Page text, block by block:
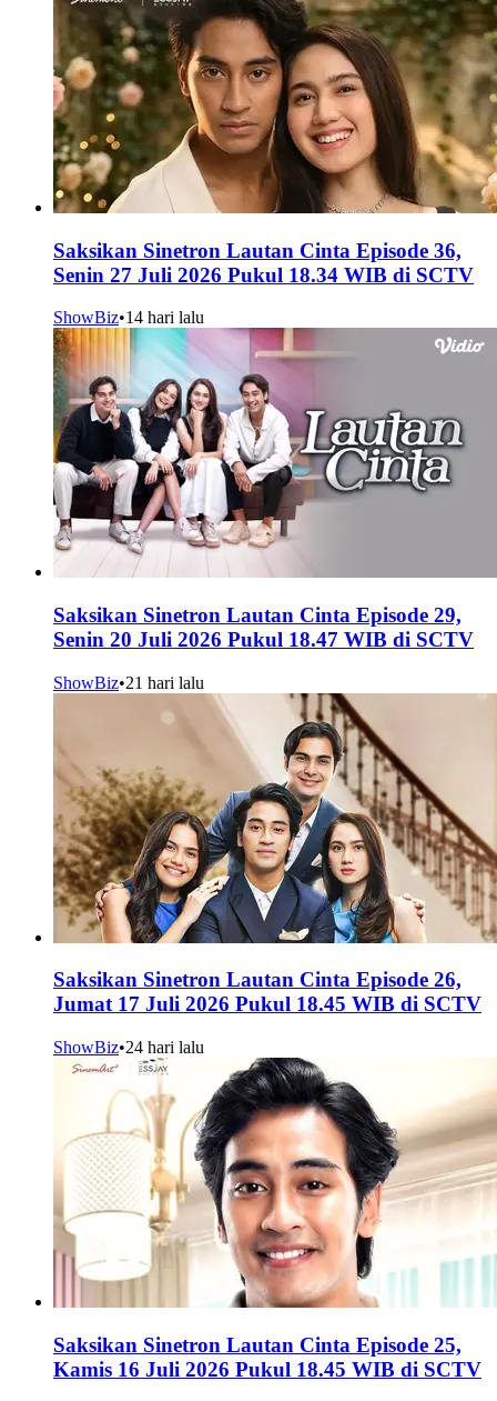
Saksikan Sinetron Lautan Cinta Episode 36,
Senin 27 Juli 2026 Pukul 18.34 WIB di SCTV
ShowBiz•14 hari lalu
Saksikan Sinetron Lautan Cinta Episode 29,
Senin 20 Juli 2026 Pukul 18.47 WIB di SCTV
ShowBiz•21 hari lalu
Saksikan Sinetron Lautan Cinta Episode 26,
Jumat 17 Juli 2026 Pukul 18.45 WIB di SCTV
ShowBiz•24 hari lalu
Saksikan Sinetron Lautan Cinta Episode 25,
Kamis 16 Juli 2026 Pukul 18.45 WIB di SCTV